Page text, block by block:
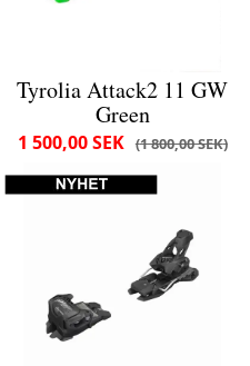
Tyrolia Attack2 11 GW
Green
1 800,00 SEK
1 500,00 SEK